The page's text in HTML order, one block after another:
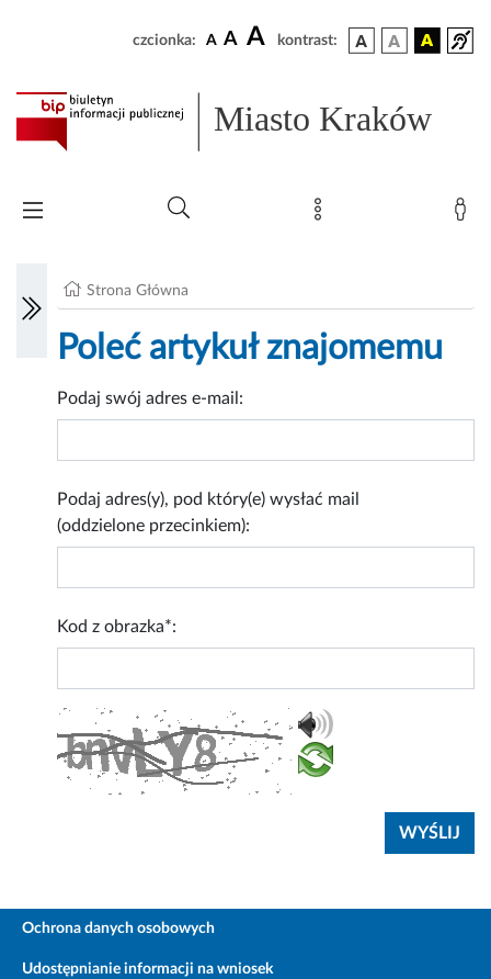
czcionka: A A A kontrast:
Miasto Kraków
Strona Główna
Poleć artykuł znajomemu
Podaj swój adres e-mail:
Podaj adres(y), pod który(e) wysłać mail
(oddzielone przecinkiem):
Kod z obrazka*:
Ochrona danych osobowych
Udostępnianie informacji na wniosek